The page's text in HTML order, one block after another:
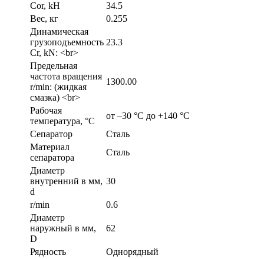
Cor, kH
34.5
Вес, кг
0.255
Динамическая
грузоподъемность
Cr, kN: <br>
23.3
Предельная
частота вращения
r/min: (жидкая
смазка) <br>
1300.00
Рабочая
температура, °C
от –30 °C до +140 °C
Сепаратор
Сталь
Материал
сепаратора
Сталь
Диаметр
внутренний в мм,
d
30
r/min
0.6
Диаметр
наружный в мм,
D
62
Рядность Однорядный